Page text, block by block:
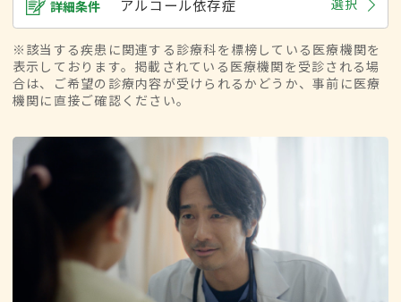
詳細条件 アルコール依存症 選択
※該当する疾患に関連する診療科を標榜している医療機関を
表示しております。掲載されている医療機関を受診される場
合は、ご希望の診療内容が受けられるかどうか、事前に医療
機関に直接ご確認ください。